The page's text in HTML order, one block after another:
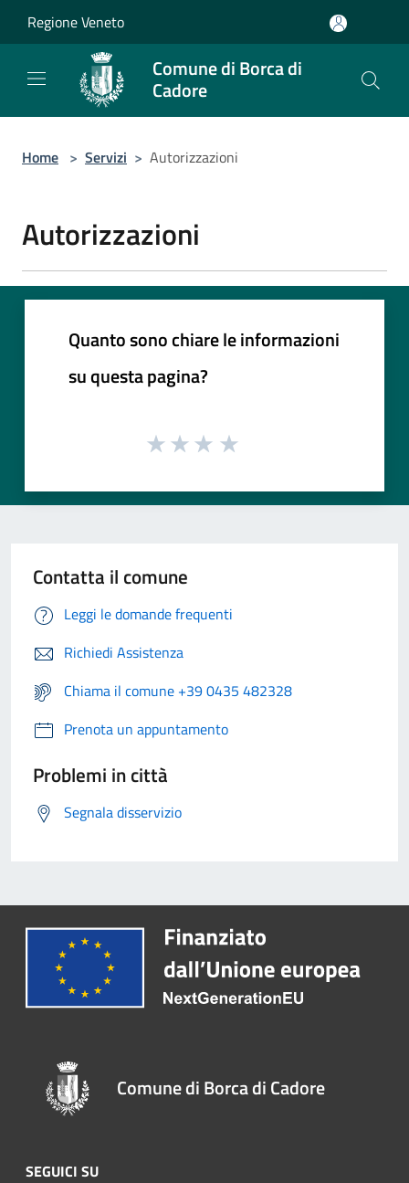
Regione Veneto
Comune di Borca di
Cadore
Home > Servizi > Autorizzazioni
Autorizzazioni
Quanto sono chiare le informazioni
su questa pagina?
Contatta il comune
Leggi le domande frequenti
Richiedi Assistenza
Chiama il comune +39 0435 482328
Prenota un appuntamento
Problemi in città
Segnala disservizio
Comune di Borca di Cadore
SEGUICI SU